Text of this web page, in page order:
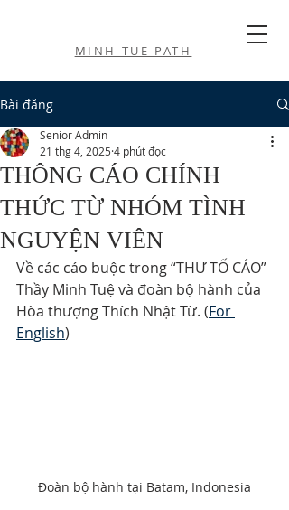
MINH TUE PATH
Bài đăng
THÔNG CÁO CHÍNH
THỨC TỪ NHÓM TÌNH
NGUYỆN VIÊN
Senior Admin
21 thg 4, 2025 4 phút đọc
Về các cáo buộc trong “THƯ TỐ CÁO”
Thầy Minh Tuệ và đoàn bộ hành của
Hòa thượng Thích Nhật Từ. (For
English)
Đoàn bộ hành tại Batam, Indonesia